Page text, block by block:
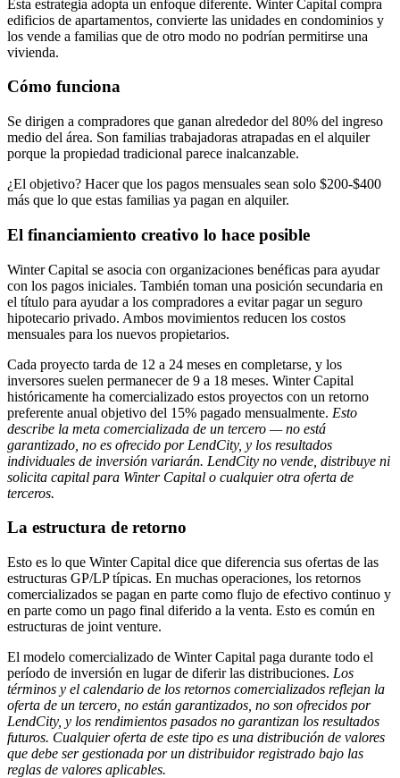
Esta estrategia adopta un enfoque diferente. Winter Capital compra
edificios de apartamentos, convierte las unidades en condominios y
los vende a familias que de otro modo no podrían permitirse una
vivienda.
Cómo funciona
Se dirigen a compradores que ganan alrededor del 80% del ingreso
medio del área. Son familias trabajadoras atrapadas en el alquiler
porque la propiedad tradicional parece inalcanzable.
¿El objetivo? Hacer que los pagos mensuales sean solo $200-$400
más que lo que estas familias ya pagan en alquiler.
El financiamiento creativo lo hace posible
Winter Capital se asocia con organizaciones benéficas para ayudar
con los pagos iniciales. También toman una posición secundaria en
el título para ayudar a los compradores a evitar pagar un seguro
hipotecario privado. Ambos movimientos reducen los costos
mensuales para los nuevos propietarios.
Cada proyecto tarda de 12 a 24 meses en completarse, y los
inversores suelen permanecer de 9 a 18 meses. Winter Capital
históricamente ha comercializado estos proyectos con un retorno
preferente anual objetivo del 15% pagado mensualmente. Esto
describe la meta comercializada de un tercero — no está
garantizado, no es ofrecido por LendCity, y los resultados
individuales de inversión variarán. LendCity no vende, distribuye ni
solicita capital para Winter Capital o cualquier otra oferta de
terceros.
La estructura de retorno
Esto es lo que Winter Capital dice que diferencia sus ofertas de las
estructuras GP/LP típicas. En muchas operaciones, los retornos
comercializados se pagan en parte como flujo de efectivo continuo y
en parte como un pago final diferido a la venta. Esto es común en
estructuras de joint venture.
El modelo comercializado de Winter Capital paga durante todo el
período de inversión en lugar de diferir las distribuciones. Los
términos y el calendario de los retornos comercializados reflejan la
oferta de un tercero, no están garantizados, no son ofrecidos por
LendCity, y los rendimientos pasados no garantizan los resultados
futuros. Cualquier oferta de este tipo es una distribución de valores
que debe ser gestionada por un distribuidor registrado bajo las
reglas de valores aplicables.